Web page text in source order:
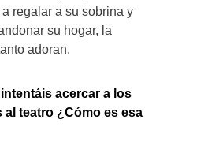
regalar a su sobrina y
su hogar, la
adoran.
acercar a los
al teatro ¿Cómo es esa